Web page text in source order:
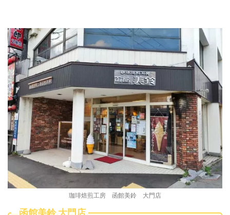
珈琲焙煎工房 函館美鈴 大門店
函館美鈴 大門店